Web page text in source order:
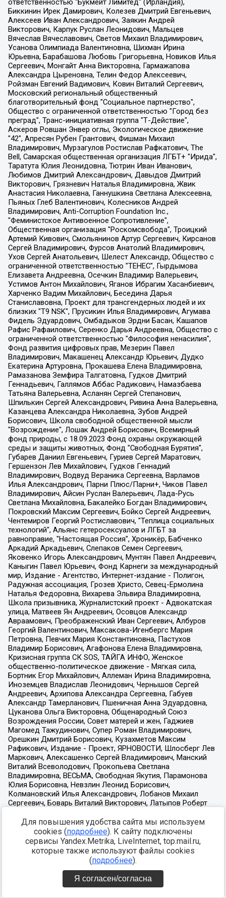
Для повышения удобства сайта мы используем
cookies (подробнее). К сайту подключены
сервисы Yandex.Metrika, LiveInternet, top.mail.ru,
которые также используют файлы cookies
(подробнее).
Я согласен/согласна